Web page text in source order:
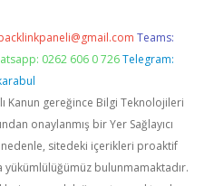
Teams:
0262 606 0 726 Telegram:
Kanun gereğince Bilgi Teknolojileri
onaylanmış bir Yer Sağlayıcı
sitedeki içerikleri proaktif
bulunmamaktadır.